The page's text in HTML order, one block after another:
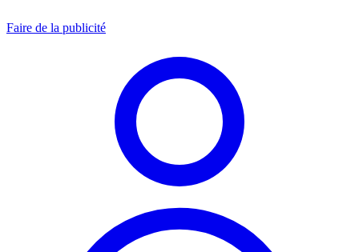
Faire de la publicité